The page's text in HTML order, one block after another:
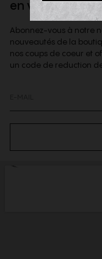
en vous
Abonnez-vous à notre
nouveautés de la
nos coups de coeur et
un code de reduction